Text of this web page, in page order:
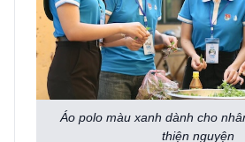
Áo polo màu xanh dành cho
thiện nguyện